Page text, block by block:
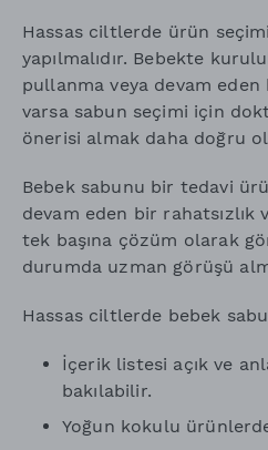
Hassas ciltlerde ürün
yapılmalıdır. Bebekte
pullanma veya devam
varsa sabun seçimi için
önerisi almak daha doğru
Bebek sabunu bir tedavi
devam eden bir
tek başına çözüm olarak
durumda uzman görüşü
Hassas ciltlerde bebek
İçerik listesi açık ve
bakılabilir.
Yoğun kokulu